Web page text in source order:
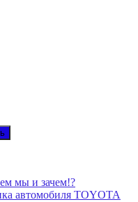
мы и зачем!?
автомобиля TOYOTA